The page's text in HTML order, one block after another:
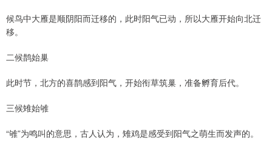
候鸟中大雁是顺阴阳而迁移的，此时阳气已动，所以大雁开始向北迁
移。
二候鹊始巢
此时节，北方的喜鹊感到阳气，开始衔草筑巢，准备孵育后代。
三候雉始雊
“雊”为鸣叫的意思，古人认为，雉鸡是感受到阳气之萌生而发声的。